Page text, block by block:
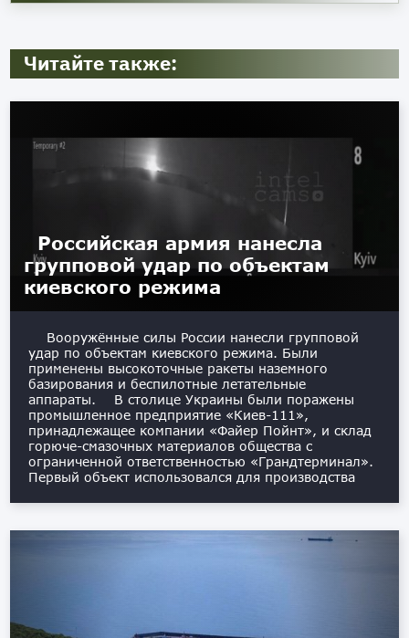
Читайте также:
Российская армия нанесла
групповой удар по объектам
киевского режима
Вооружённые силы России нанесли групповой
удар по объектам киевского режима. Были
применены высокоточные ракеты наземного
базирования и беспилотные летательные
аппараты. В столице Украины были поражены
промышленное предприятие «Киев-111»,
принадлежащее компании «Файер Пойнт», и склад
горюче-смазочных материалов общества с
ограниченной ответственностью «Грандтерминал».
Первый объект использовался для производства